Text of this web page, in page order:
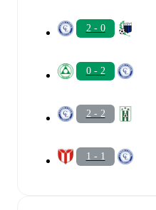
2 - 0
0 - 2
2 - 2
1 - 1